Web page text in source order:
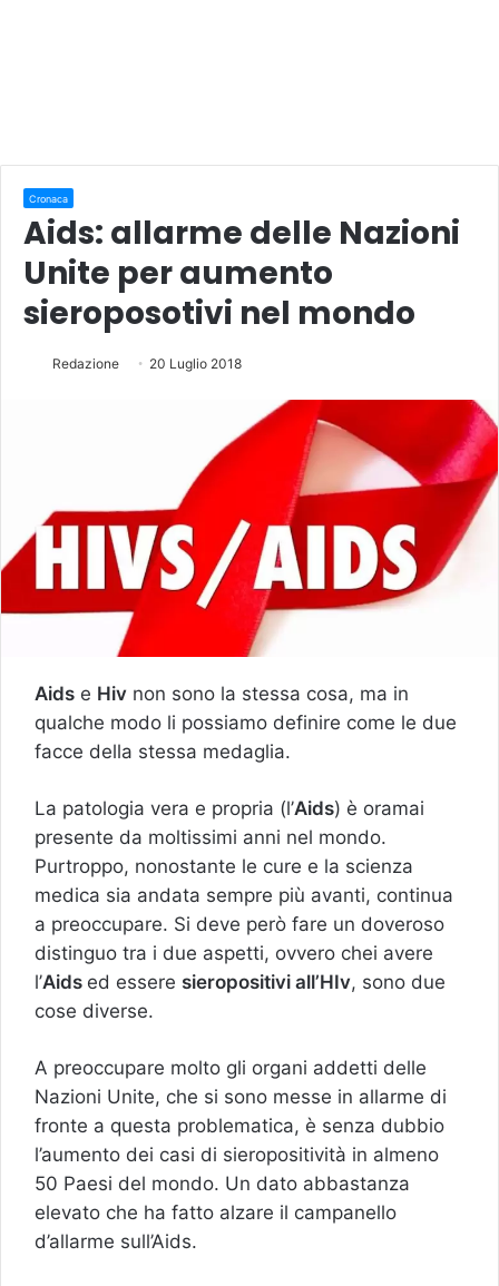
Cronaca
Aids: allarme delle Nazioni
Unite per aumento
sieroposotivi nel mondo
Redazione 20 Luglio 2018
Aids e Hiv non sono la stessa cosa, ma in
qualche modo li possiamo definire come le due
facce della stessa medaglia.
La patologia vera e propria (l’Aids) è oramai
presente da moltissimi anni nel mondo.
Purtroppo, nonostante le cure e la scienza
medica sia andata sempre più avanti, continua
a preoccupare. Si deve però fare un doveroso
distinguo tra i due aspetti, ovvero chei avere
l’Aids ed essere sieropositivi all’HIv, sono due
cose diverse.
A preoccupare molto gli organi addetti delle
Nazioni Unite, che si sono messe in allarme di
fronte a questa problematica, è senza dubbio
l’aumento dei casi di sieropositività in almeno
50 Paesi del mondo. Un dato abbastanza
elevato che ha fatto alzare il campanello
d’allarme sull’Aids.